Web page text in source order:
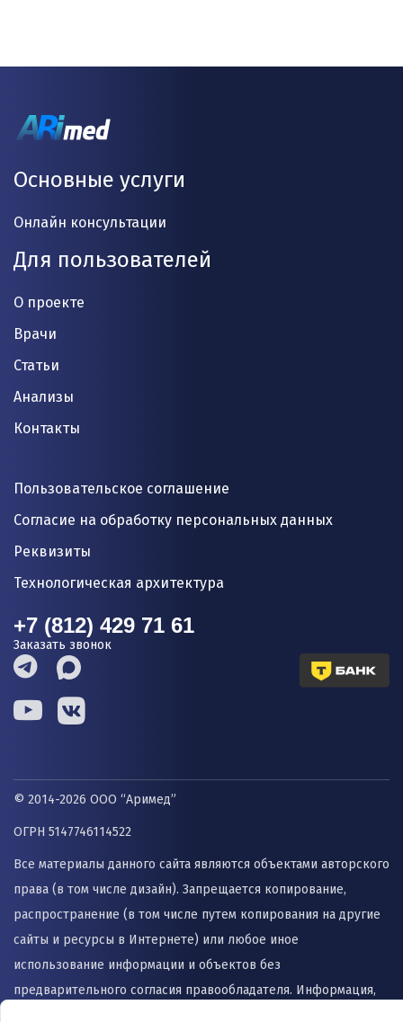
Основные услуги
Онлайн консультации
Для пользователей
О проекте
Врачи
Статьи
Анализы
Контакты
Пользовательское соглашение
Согласие на обработку персональных данных
Реквизиты
Технологическая архитектура
+7 (812) 429 71 61
Заказать звонок
© 2014-2026 ООО “Аримед”
ОГРН 5147746114522
Все материалы данного сайта являются объектами авторского
права (в том числе дизайн). Запрещается копирование,
распространение (в том числе путем копирования на другие
сайты и ресурсы в Интернете) или любое иное
использование информации и объектов без
предварительного согласия правообладателя. Информация,